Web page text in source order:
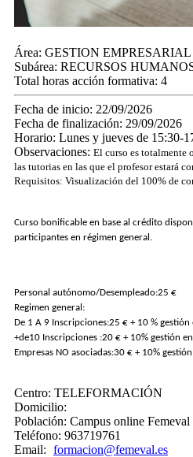
Área: GESTION EMPRESARIAL
Subárea: RECURSOS
Total horas acción formativa: 4
Fecha de inicio: 22/09/2026
Fecha de finalización: 29/09/2026
Horario: Lunes y jueves de 15:30-
Observaciones: El curso es totalmente
las tutorias en las que el profesor estará
Requisitos: Visualización del 100% de
Curso bonificable en base al crédito
participantes en régimen general.
Personal autónomo/Desempleado:​25 €
Regimen general:
De 1 A​ 9 Inscripciones:​25 € + 10 % gestión
+​de​10 Inscripciones :​20 € + 10% gestión
Empresas NO asociadas:​30 € + 10%
Centro: TELEFORMACIÓN
Domicilio:
Población: Campus online Femeval
Teléfono: 963719761
Email: formacion@femeval.es